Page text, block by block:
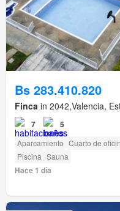
Bs 283.410.820
Finca in 2042,Valencia,
7 5
Aparcamiento Cuarto de
Piscina Sauna
Hace 1 día